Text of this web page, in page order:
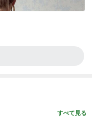
すべて見る